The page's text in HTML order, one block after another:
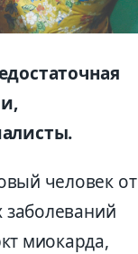
человек от
заболеваний
миокарда,